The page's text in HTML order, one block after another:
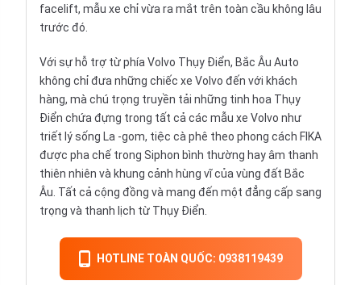
facelift, mẫu xe chỉ vừa ra mắt trên toàn cầu không lâu
trước đó.
Với sự hỗ trợ từ phía Volvo Thụy Điển, Bắc Âu Auto
không chỉ đưa những chiếc xe Volvo đến với khách
hàng, mà chú trọng truyền tải những tinh hoa Thụy
Điển chứa đựng trong tất cả các mẫu xe Volvo như
triết lý sống La -gom, tiệc cà phê theo phong cách FIKA
được pha chế trong Siphon bình thường hay âm thanh
thiên nhiên và khung cảnh hùng vĩ của vùng đất Bắc
Âu. Tất cả cộng đồng và mang đến một đẳng cấp sang
trọng và thanh lịch từ Thụy Điển.
HOTLINE TOÀN QUỐC: 0938119439